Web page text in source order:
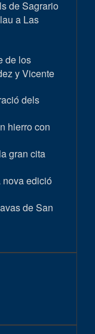
de Sagrario
a Las
de los
y Vicente
dels
hierro con
gran cita
nova edició
de San